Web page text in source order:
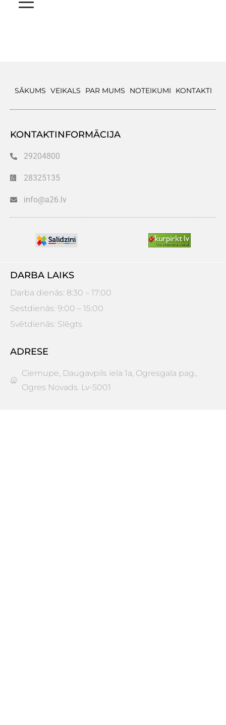
SĀKUMS VEIKALS PAR MUMS NOTEIKUMI KONTAKTI
KONTAKTINFORMĀCIJA
29204800
28325135
info@a26.lv
DARBA LAIKS
Darba dienās: 8:30 – 17:00
Sestdienās: 9:00 – 15:00
Svētdienās: Slēgts
ADRESE
Ciemupe, Daugavpils iela 1a, Ogresgala pag.,
Ogres Novads. Lv-5001